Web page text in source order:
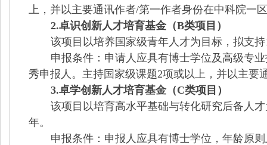
上，并以主要通讯作者/第一作者身份在中科院一
2.卓识创新人才培育基金（B类项目）
该项目以培养国家级青年人才为目标，拟支持
申报条件：申请人应具有博士学位及高级专
秀申报人。主持国家级课题2项或以上，并以主要
3.卓学创新人才培育基金（C类项目）
该项目以培育高水平基础与转化研究后备人
年。
申报条件：申报人应具有博士学位，年龄原